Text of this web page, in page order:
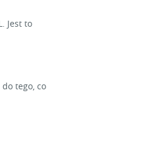
Jest to
tego, co